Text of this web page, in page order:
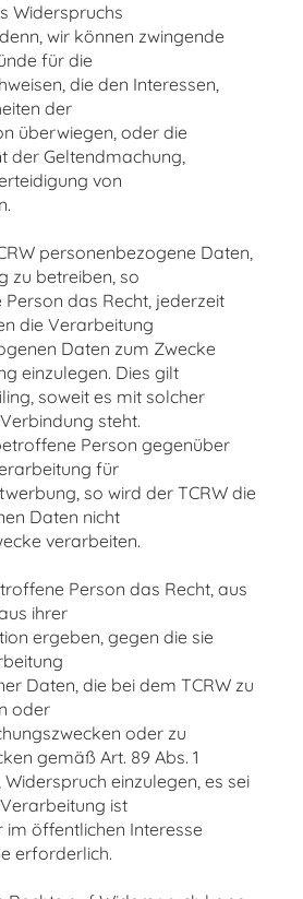
Widerspruchs
wir können zwingende
für die
die den Interessen,
der
überwiegen, oder die
der Geltendmachung,
von
personenbezogene Daten,
zu betreiben, so
das Recht, jederzeit
die Verarbeitung
Daten zum Zwecke
einzulegen. Dies gilt
soweit es mit solcher
steht.
Person gegenüber
für
so wird der TCRW die
Daten nicht
verarbeiten.
Person das Recht, aus
ihrer
ergeben, gegen die sie
Daten, die bei dem TCRW zu
oder
oder zu
gemäß Art. 89 Abs. 1
einzulegen, es sei
ist
im öffentlichen Interesse
erforderlich.